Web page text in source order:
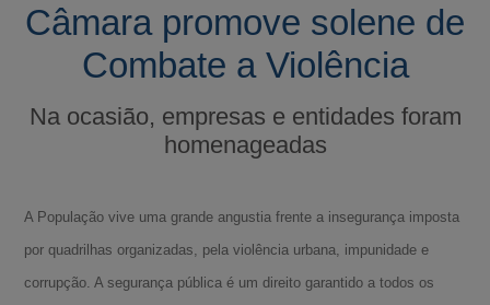
Câmara promove solene de
Combate a Violência
Na ocasião, empresas e entidades foram
homenageadas
A População vive uma grande angustia frente a insegurança imposta
por quadrilhas organizadas, pela violência urbana, impunidade e
corrupção. A segurança pública é um direito garantido a todos os